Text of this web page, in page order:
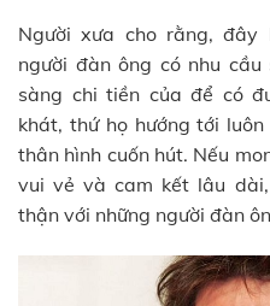
Người xưa cho rằng,
người đàn ông có nhu
sàng chi tiền của để có
khát, thứ họ hướng tới
thân hình cuốn hút. Nếu
vui vẻ và cam kết lâu
thận với những người đàn